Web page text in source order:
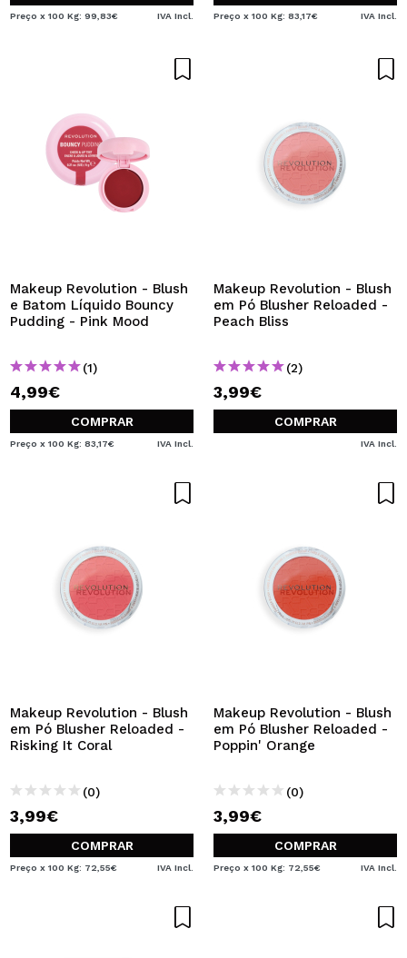
Preço x 100 Kg: 99,83€ IVA Incl. Preço x 100 Kg: 83,17€ IVA Incl.
Makeup Revolution - Blush
e Batom Líquido Bouncy
Pudding - Pink Mood
(1)
4,99€
COMPRAR
Preço x 100 Kg: 83,17€ IVA Incl.
Makeup Revolution - Blush
em Pó Blusher Reloaded -
Peach Bliss
(2)
3,99€
COMPRAR
IVA Incl.
Makeup Revolution - Blush
em Pó Blusher Reloaded -
Risking It Coral
(0)
3,99€
COMPRAR
Preço x 100 Kg: 72,55€ IVA Incl.
Makeup Revolution - Blush
em Pó Blusher Reloaded -
Poppin' Orange
(0)
3,99€
COMPRAR
Preço x 100 Kg: 72,55€ IVA Incl.